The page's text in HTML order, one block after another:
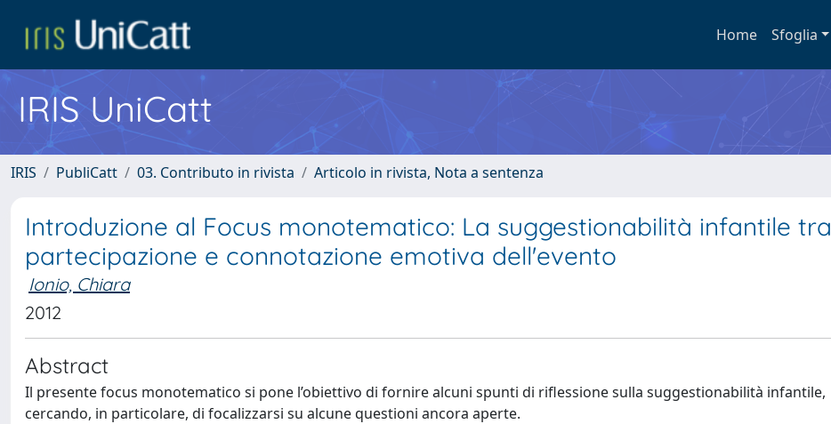
Home Sfoglia
IRIS UniCatt
IRIS PubliCatt 03. Contributo in rivista Articolo in rivista, Nota a sentenza
Introduzione al Focus monotematico: La suggestionabilità infantile tra
partecipazione e connotazione emotiva dell'evento
Ionio, Chiara
2012
Abstract
Il presente focus monotematico si pone l’obiettivo di fornire alcuni spunti di riflessione sulla suggestionabilità infantile,
cercando, in particolare, di focalizzarsi su alcune questioni ancora aperte.